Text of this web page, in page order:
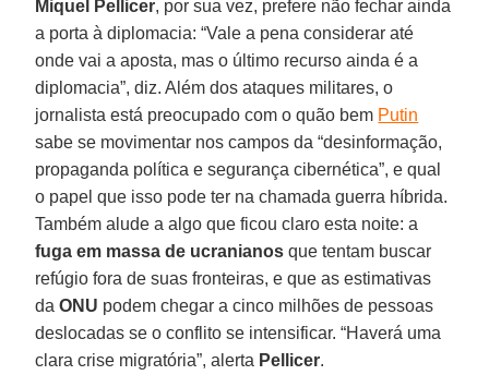
Miquel Pellicer, por sua vez, prefere não fechar ainda
a porta à diplomacia: “Vale a pena considerar até
onde vai a aposta, mas o último recurso ainda é a
diplomacia”, diz. Além dos ataques militares, o
jornalista está preocupado com o quão bem Putin
sabe se movimentar nos campos da “desinformação,
propaganda política e segurança cibernética”, e qual
o papel que isso pode ter na chamada guerra híbrida.
Também alude a algo que ficou claro esta noite: a
fuga em massa de ucranianos que tentam buscar
refúgio fora de suas fronteiras, e que as estimativas
daONU podem chegar a cinco milhões de pessoas
deslocadas se o conflito se intensificar. “Haverá uma
clara crise migratória”, alerta Pellicer.